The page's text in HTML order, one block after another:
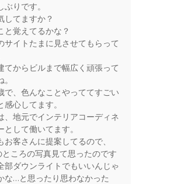
ぶりです。
してますか？
と覚えてるかな？
サイトたまに見させてもらって
てからビルまで幅広く頑張って
で、色んなことやっててすごい
感心してます。
、地元でインテリアコーディネ
として働いてます。
お客さんに提案してるので、
ところの写真見て思ったのです
部ダウンライトでもいいんじゃ
な…と思ったり思わなかった